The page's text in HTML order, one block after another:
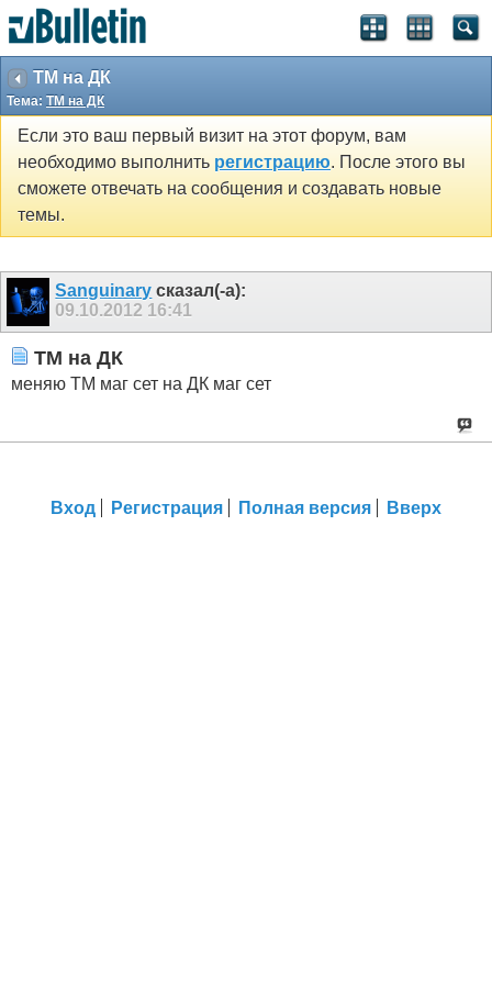
ТМ на ДК
Тема: ТМ на ДК
Если это ваш первый визит на этот форум, вам
необходимо выполнить регистрацию. После этого вы
сможете отвечать на сообщения и создавать новые
темы.
Sanguinary сказал(-а):
09.10.2012 16:41
ТМ на ДК
меняю ТМ маг сет на ДК маг сет
Вход Регистрация Полная версия Вверх